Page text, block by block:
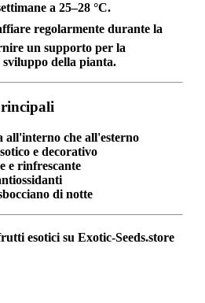
a 25–28 °C.
regolarmente durante la
un supporto per la
della pianta.
all'interno che all'esterno
e decorativo
e rinfrescante
di notte
esotici su Exotic-Seeds.store